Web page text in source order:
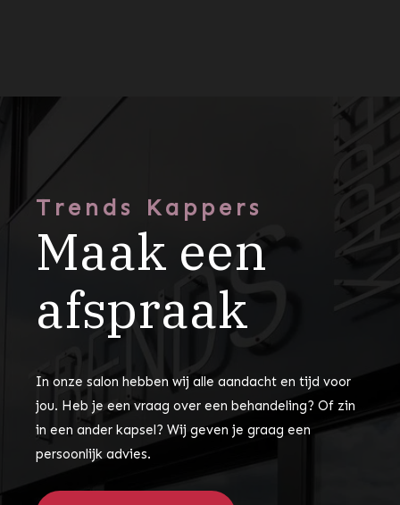
Trends Kappers
Maak een
afspraak
In onze salon hebben wij alle aandacht en tijd voor
jou. Heb je een vraag over een behandeling? Of zin
in een ander kapsel? Wij geven je graag een
persoonlijk advies.